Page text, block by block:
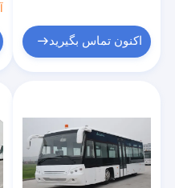
اکنون تماس بگیرید